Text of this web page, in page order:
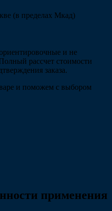
(в пределах Мкад)
и не
рассчет стоимости
заказа.
и поможем с выбором
применения